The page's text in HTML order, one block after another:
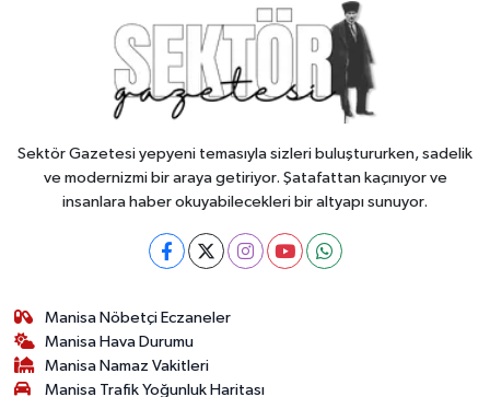
Sektör Gazetesi yepyeni temasıyla sizleri buluştururken, sadelik
ve modernizmi bir araya getiriyor. Şatafattan kaçınıyor ve
insanlara haber okuyabilecekleri bir altyapı sunuyor.
Manisa Nöbetçi Eczaneler
Manisa Hava Durumu
Manisa Namaz Vakitleri
Manisa Trafik Yoğunluk Haritası